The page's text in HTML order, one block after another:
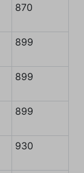
870
899
899
899
930